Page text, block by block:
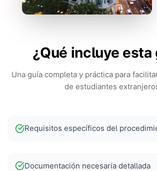
¿Qué incluye esta
Una guía completa y práctica para
de estudiantes
Requisitos específicos del
Documentación necesaria detallada